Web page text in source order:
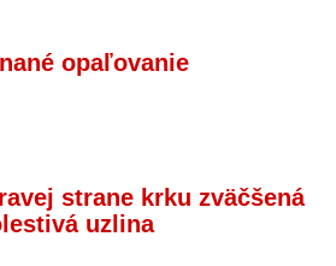
opaľovanie
strane krku zväčšená
uzlina